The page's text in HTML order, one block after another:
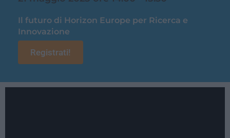
Il futuro di Horizon Europe per Ricerca e
Innovazione
Registrati!